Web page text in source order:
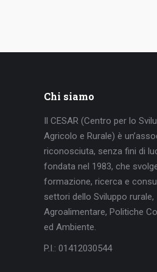
Chi siamo
Il CESAR (Centro per lo
Agricolo e Rurale) è
riconosciuta, senza fini di
fondata nel 1983, che
formazione, ricerca e
settori dello Sviluppo rurale,
Agroalimentare, Politiche
ed Ambiente.
P.I.: 01412030544